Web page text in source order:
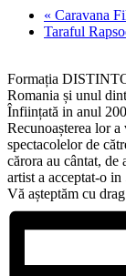
« Caravana
Taraful
Formația
Romania și unul
Înființată in anul
Recunoașterea lor a
spectacolelor de
cărora au cântat,
artist a acceptat-o
Vă așteptăm cu